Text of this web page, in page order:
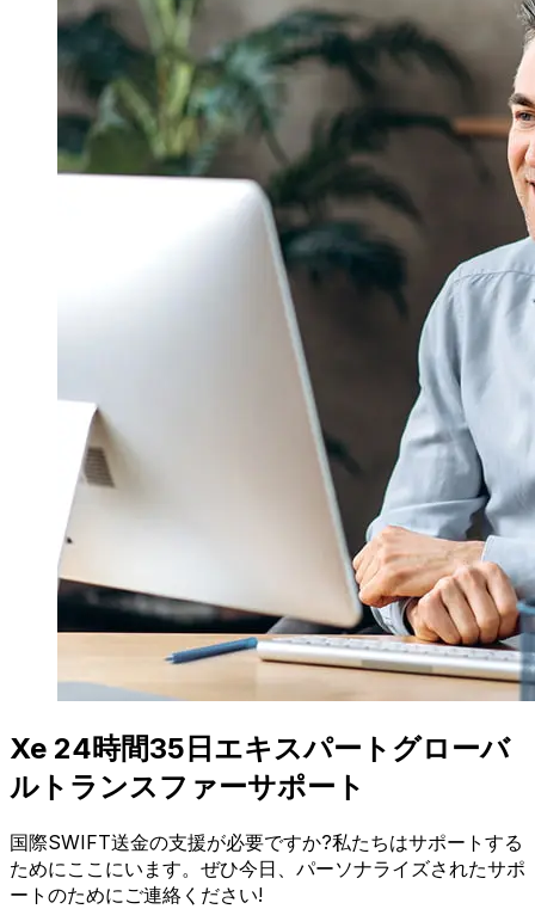
Xe 24時間35日エキスパートグローバ
ルトランスファーサポート
国際SWIFT送金の支援が必要ですか?私たちはサポートする
ためにここにいます。ぜひ今日、パーソナライズされたサポ
ートのためにご連絡ください!